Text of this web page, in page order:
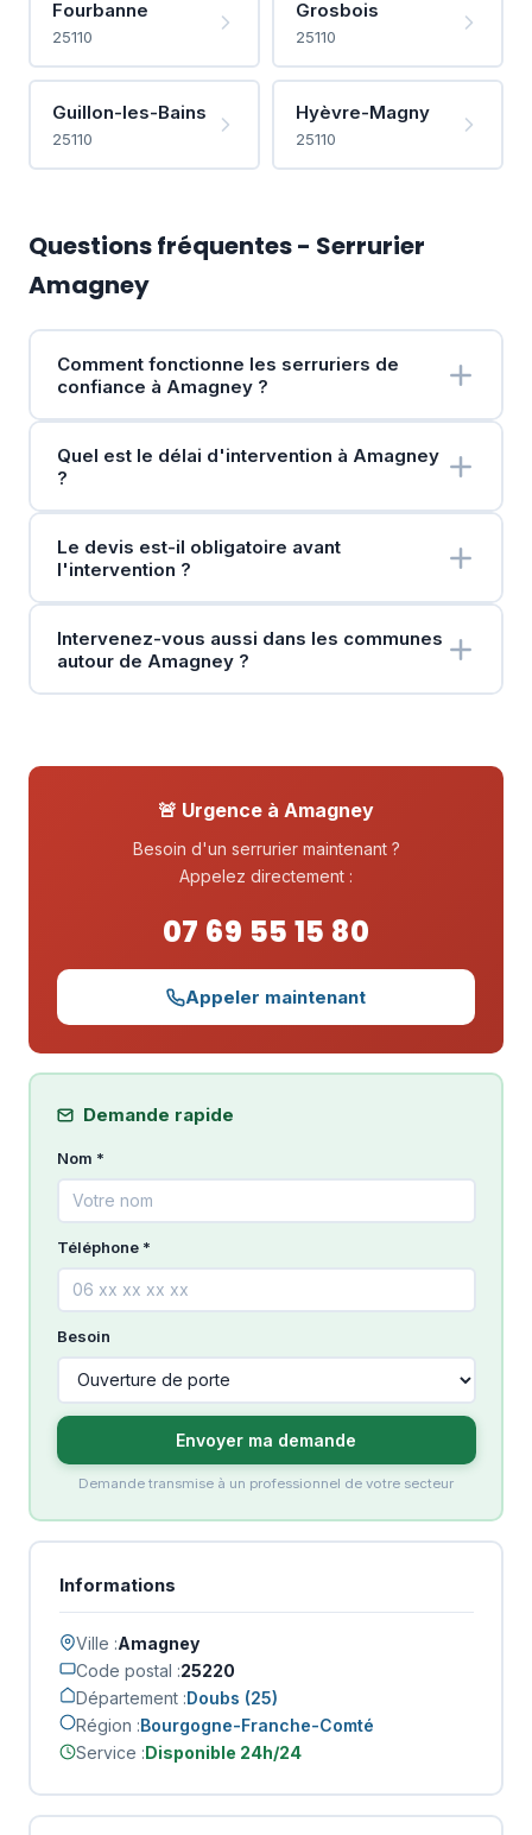
Fourbanne
25110
Grosbois
25110
Guillon-les-Bains
25110
Hyèvre-Magny
25110
Questions fréquentes - Serrurier
Amagney
Comment fonctionne les serruriers de
confiance à Amagney ?
Quel est le délai d'intervention à Amagney
?
Le devis est-il obligatoire avant
l'intervention ?
Intervenez-vous aussi dans les communes
autour de Amagney ?
🚨 Urgence à Amagney
Besoin d'un serrurier maintenant ?
Appelez directement :
07 69 55 15 80
Appeler maintenant
Demande rapide
Nom *
Téléphone *
Besoin
Envoyer ma demande
Demande transmise à un professionnel de votre secteur
Informations
Ville :Amagney
Code postal :25220
Département :Doubs (25)
Région :Bourgogne-Franche-Comté
Service :Disponible 24h/24